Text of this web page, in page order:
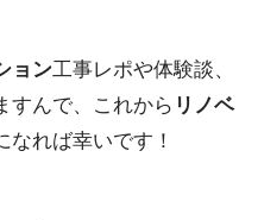
ョン工事レポや体験談、
すんで、これから リノベ
なれば幸いです！